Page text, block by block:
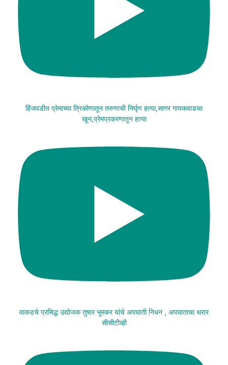
हिंजवडीत प्रेमाच्या त्रिकोणातून तरुणाची निर्घृण हत्या,सागर गायकवाडचा
खून,प्रेमप्रकरणातून हत्या
वाकडचे प्रसिद्ध उद्योजक तुषार भूमकर यांचे अपघाती निधन , अपघाताचा थरार
सीसीटीव्ही